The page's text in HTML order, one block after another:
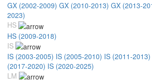
GX (2002-2009) GX (2010-2013) GX (2013-
2023)
HS
HS (2009-2018)
IS
IS (2003-2005) IS (2005-2010) IS (2011-2013)
(2017-2020) IS (2020-2025)
LM